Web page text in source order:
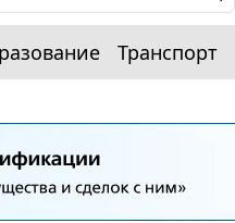
Транспорт